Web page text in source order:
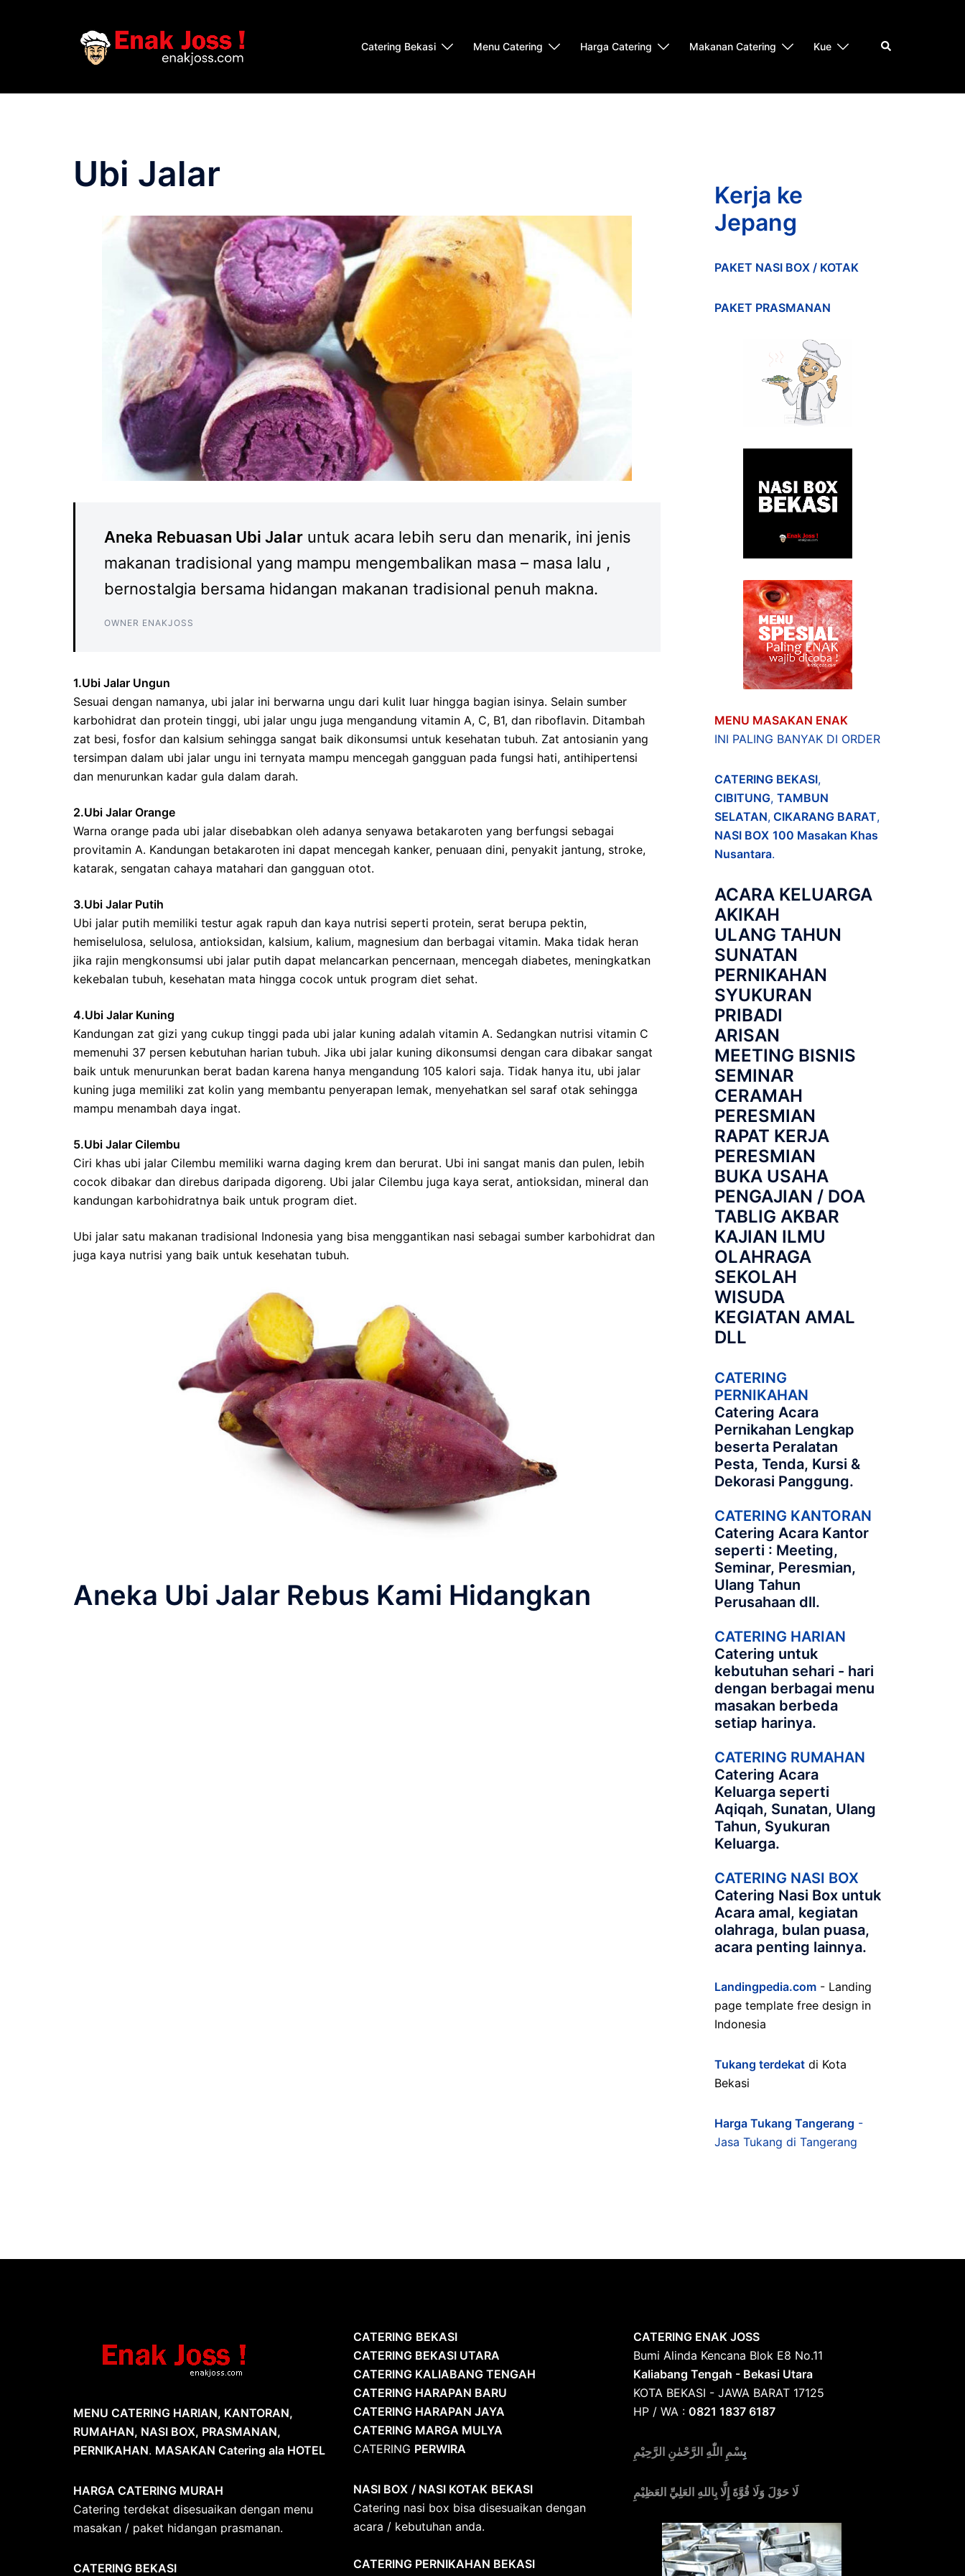
Catering Bekasi Menu Catering Harga Catering Makanan Catering Kue Search
Ubi Jalar
Aneka Rebuasan Ubi Jalar untuk acara lebih seru dan menarik, ini jenis
makanan tradisional yang mampu mengembalikan masa – masa lalu ,
bernostalgia bersama hidangan makanan tradisional penuh makna.
OWNER ENAKJOSS
1.Ubi Jalar Ungun
Sesuai dengan namanya, ubi jalar ini berwarna ungu dari kulit luar hingga bagian isinya. Selain sumber
karbohidrat dan protein tinggi, ubi jalar ungu juga mengandung vitamin A, C, B1, dan riboflavin. Ditambah
zat besi, fosfor dan kalsium sehingga sangat baik dikonsumsi untuk kesehatan tubuh. Zat antosianin yang
tersimpan dalam ubi jalar ungu ini ternyata mampu mencegah gangguan pada fungsi hati, antihipertensi
dan menurunkan kadar gula dalam darah.
2.Ubi Jalar Orange
Warna orange pada ubi jalar disebabkan oleh adanya senyawa betakaroten yang berfungsi sebagai
provitamin A. Kandungan betakaroten ini dapat mencegah kanker, penuaan dini, penyakit jantung, stroke,
katarak, sengatan cahaya matahari dan gangguan otot.
3.Ubi Jalar Putih
Ubi jalar putih memiliki testur agak rapuh dan kaya nutrisi seperti protein, serat berupa pektin,
hemiselulosa, selulosa, antioksidan, kalsium, kalium, magnesium dan berbagai vitamin. Maka tidak heran
jika rajin mengkonsumsi ubi jalar putih dapat melancarkan pencernaan, mencegah diabetes, meningkatkan
kekebalan tubuh, kesehatan mata hingga cocok untuk program diet sehat.
4.Ubi Jalar Kuning
Kandungan zat gizi yang cukup tinggi pada ubi jalar kuning adalah vitamin A. Sedangkan nutrisi vitamin C
memenuhi 37 persen kebutuhan harian tubuh. Jika ubi jalar kuning dikonsumsi dengan cara dibakar sangat
baik untuk menurunkan berat badan karena hanya mengandung 105 kalori saja. Tidak hanya itu, ubi jalar
kuning juga memiliki zat kolin yang membantu penyerapan lemak, menyehatkan sel saraf otak sehingga
mampu menambah daya ingat.
5.Ubi Jalar Cilembu
Ciri khas ubi jalar Cilembu memiliki warna daging krem dan berurat. Ubi ini sangat manis dan pulen, lebih
cocok dibakar dan direbus daripada digoreng. Ubi jalar Cilembu juga kaya serat, antioksidan, mineral dan
kandungan karbohidratnya baik untuk program diet.
Ubi jalar satu makanan tradisional Indonesia yang bisa menggantikan nasi sebagai sumber karbohidrat dan
juga kaya nutrisi yang baik untuk kesehatan tubuh.
Aneka Ubi Jalar Rebus Kami Hidangkan
Kerja ke
Jepang
PAKET NASI BOX / KOTAK
PAKET PRASMANAN
MENU MASAKAN ENAK
INI PALING BANYAK DI ORDER
CATERING BEKASI,
CIBITUNG, TAMBUN
SELATAN,CIKARANG BARAT,
NASI BOX 100 Masakan Khas
Nusantara.
ACARA KELUARGA
AKIKAH
ULANG TAHUN
SUNATAN
PERNIKAHAN
SYUKURAN
PRIBADI
ARISAN
MEETING BISNIS
SEMINAR
CERAMAH
PERESMIAN
RAPAT KERJA
PERESMIAN
BUKA USAHA
PENGAJIAN / DOA
TABLIG AKBAR
KAJIAN ILMU
OLAHRAGA
SEKOLAH
WISUDA
KEGIATAN AMAL
DLL
CATERING
PERNIKAHAN
Catering Acara
Pernikahan Lengkap
beserta Peralatan
Pesta, Tenda, Kursi &
Dekorasi Panggung.
CATERING KANTORAN
Catering Acara Kantor
seperti : Meeting,
Seminar, Peresmian,
Ulang Tahun
Perusahaan dll.
CATERING HARIAN
Catering untuk
kebutuhan sehari - hari
dengan berbagai menu
masakan berbeda
setiap harinya.
CATERING RUMAHAN
Catering Acara
Keluarga seperti
Aqiqah, Sunatan, Ulang
Tahun, Syukuran
Keluarga.
CATERING NASI BOX
Catering Nasi Box untuk
Acara amal, kegiatan
olahraga, bulan puasa,
acara penting lainnya.
Landingpedia.com - Landing
page template free design in
Indonesia
Tukang terdekatdi Kota
Bekasi
Harga Tukang Tangerang -
Jasa Tukang di Tangerang
MENU CATERING HARIAN, KANTORAN,
RUMAHAN, NASI BOX, PRASMANAN,
PERNIKAHAN. MASAKAN Catering ala HOTEL
HARGA CATERING MURAH
Catering terdekat disesuaikan dengan menu
masakan / paket hidangan prasmanan.
CATERING BEKASI
CATERING BEKASI
CATERING BEKASI UTARA
CATERING KALIABANG TENGAH
CATERING HARAPAN BARU
CATERING HARAPAN JAYA
CATERING MARGA MULYA
CATERING PERWIRA
NASI BOX / NASI KOTAK BEKASI
Catering nasi box bisa disesuaikan dengan
acara / kebutuhan anda.
CATERING PERNIKAHAN BEKASI
CATERING ENAK JOSS
Bumi Alinda Kencana Blok E8 No.11
Kaliabang Tengah - Bekasi Utara
KOTA BEKASI - JAWA BARAT 17125
HP / WA : 0821 1837 6187
بِسْمِ اللّٰهِ الرَّحْمٰنِ الرَّحِيْمِ
لَا حَوْلَ وَلَا قُوَّةَ إِلَّا بِاللهِ العَلِيِّ العَظِيْمِ